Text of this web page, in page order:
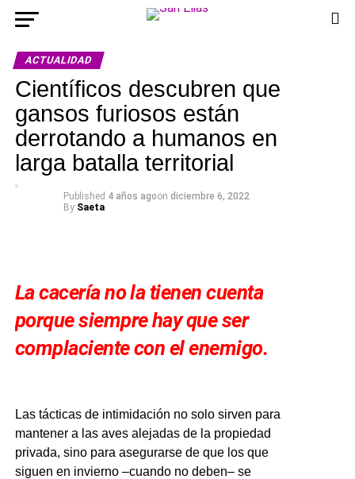
ACTUALIDAD
Científicos descubren que
gansos furiosos están
derrotando a humanos en
larga batalla territorial
Published 4 años agoon diciembre 6, 2022
By Saeta
Lacaceríano la tienen cuenta
porquesiemprehay que ser
complaciente con el enemigo.
Las tácticas de intimidación no solo sirven para
mantener a las aves alejadas de la propiedad
privada, sino para asegurarse de que los que
siguen en invierno –cuando no deben– se